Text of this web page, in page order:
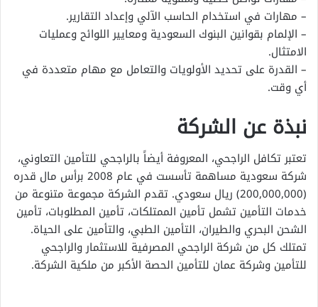
– مهارات في استخدام الحاسب الآلي وإعداد التقارير.
– الإلمام بقوانين البنوك السعودية ومعايير اللوائح وعمليات
الامتثال.
– القدرة على تحديد الأولويات والتعامل مع مهام متعددة في
أي وقت.
نبذة عن الشركة
تعتبر تكافل الراجحي، المعروفة أيضاً بالراجحي للتأمين التعاوني،
شركة سعودية مساهمة تأسست في عام 2008 برأس مال قدره
(200,000,000) ريال سعودي. تقدم الشركة مجموعة متنوعة من
خدمات التأمين تشمل تأمين الممتلكات، تأمين المطلوبات، تأمين
الشحن البحري والطيران، التأمين الطبي، والتأمين على الحياة.
تمتلك كل من شركة الراجحي المصرفية للاستثمار والراجحي
للتأمين وشركة عمان للتأمين الحصة الأكبر من ملكية الشركة.